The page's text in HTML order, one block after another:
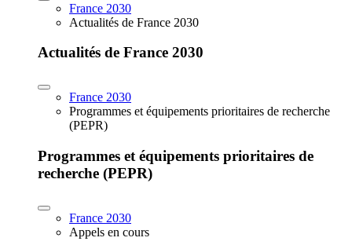
France 2030
Actualités de France 2030
Actualités de France 2030
France 2030
Programmes et équipements prioritaires de recherche
(PEPR)
Programmes et équipements prioritaires de
recherche (PEPR)
France 2030
Appels en cours